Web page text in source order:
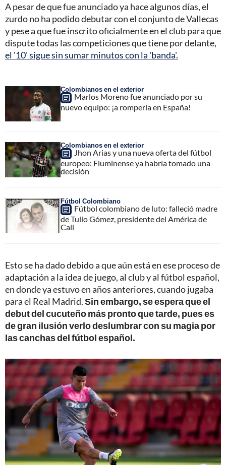
A pesar de que fue anunciado ya hace algunos días, el
zurdo no ha podido debutar con el conjunto de Vallecas
y pese a que fue inscrito oficialmente en el club para que
dispute todas las competiciones que tiene por delante,
el '10' sigue sin sumar minutos con la 'banda'.
Colombianos en el exterior
Marlos Moreno fue anunciado por su
nuevo equipo: ¡a romperla en España!
Colombianos en el exterior
Jhon Arias y una nueva oferta del fútbol
europeo: Fluminense ya habría tomado una
decisión
Fútbol Colombiano
Fútbol colombiano de luto: falleció madre
de Tulio Gómez, presidente del América de
Cali
Esto se ha dado debido a que aún está en ese proceso de
adaptación a la idea de juego, al club y al fútbol español,
en donde ya estuvo en años anteriores, cuando jugaba
para el Real Madrid.Sin embargo, se espera que el
debut del cucuteño más pronto que tarde, pues es
de gran ilusión verlo deslumbrar con su magia por
las canchas del fútbol español.